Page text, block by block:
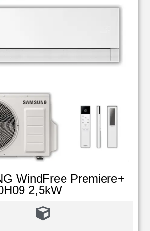
WindFree Premiere+
2,5kW